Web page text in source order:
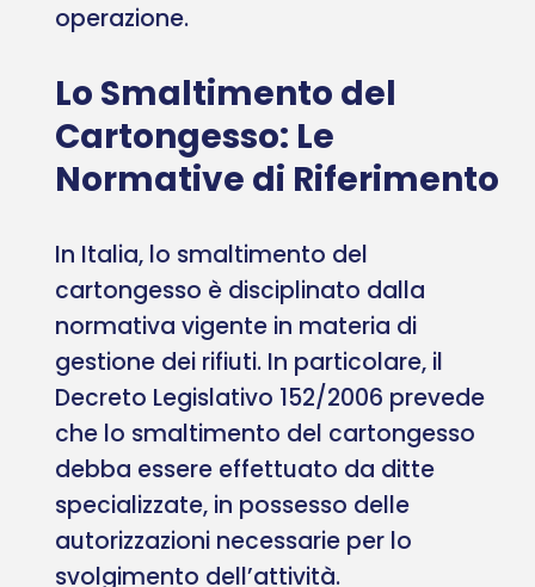
operazione.
Lo Smaltimento del
Cartongesso: Le
Normative di Riferimento
In Italia, lo smaltimento del
cartongesso è disciplinato dalla
normativa vigente in materia di
gestione dei rifiuti. In particolare, il
Decreto Legislativo 152/2006 prevede
che lo smaltimento del cartongesso
debba essere effettuato da ditte
specializzate, in possesso delle
autorizzazioni necessarie per lo
svolgimento dell’attività.